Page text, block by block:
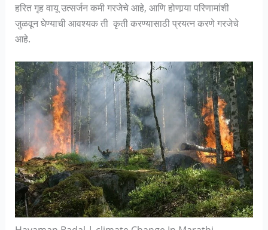
हरित गृह वायू उत्सर्जन कमी गरजेचे आहे, आणि होणार्‍या परिणामांशी
जुळवून घेण्याची आवश्यक ती कृती करण्यासाठी प्रयत्न करणे गरजेचे
आहे.